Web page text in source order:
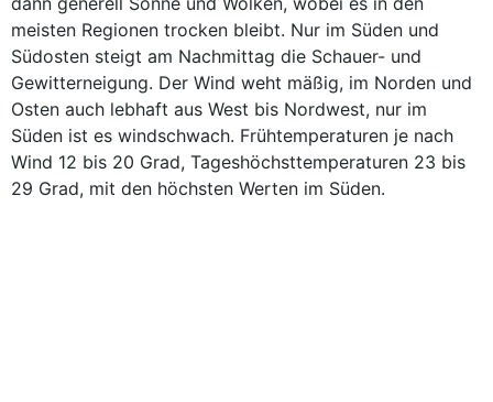
meisten Regionen trocken bleibt. Nur im Süden und
Südosten steigt am Nachmittag die Schauer- und
Gewitterneigung. Der Wind weht mäßig, im Norden und
Osten auch lebhaft aus West bis Nordwest, nur im
Süden ist es windschwach. Frühtemperaturen je nach
Wind 12 bis 20 Grad, Tageshöchsttemperaturen 23 bis
29 Grad, mit den höchsten Werten im Süden.